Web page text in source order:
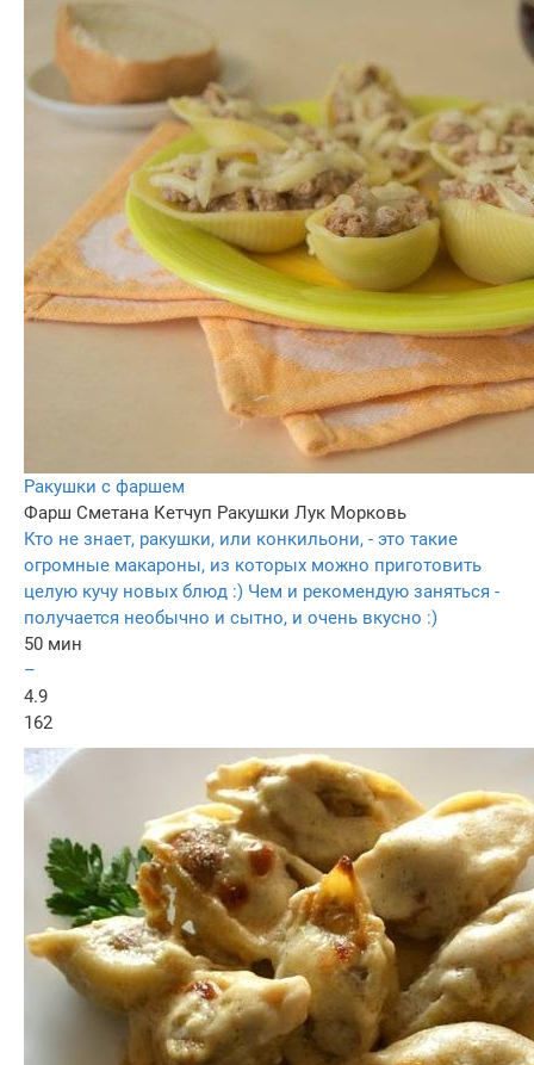
Ракушки с фаршем
Фарш Сметана Кетчуп Ракушки Лук Морковь
Кто не знает, ракушки, или конкильони, - это такие
огромные макароны, из которых можно приготовить
целую кучу новых блюд :) Чем и рекомендую заняться -
получается необычно и сытно, и очень вкусно :)
50 мин
–
4.9
162